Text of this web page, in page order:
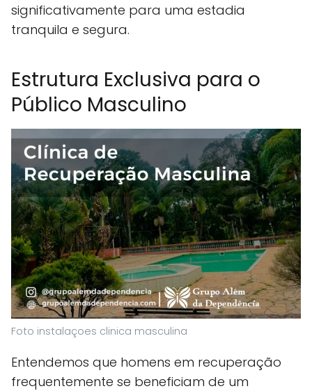
significativamente para uma estadia
tranquila e segura.
Estrutura Exclusiva para o
Público Masculino
Foto instalaçoes clinica masculina
Entendemos que homens em recuperação
frequentemente se beneficiam de um